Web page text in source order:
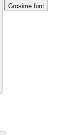
Grosime font